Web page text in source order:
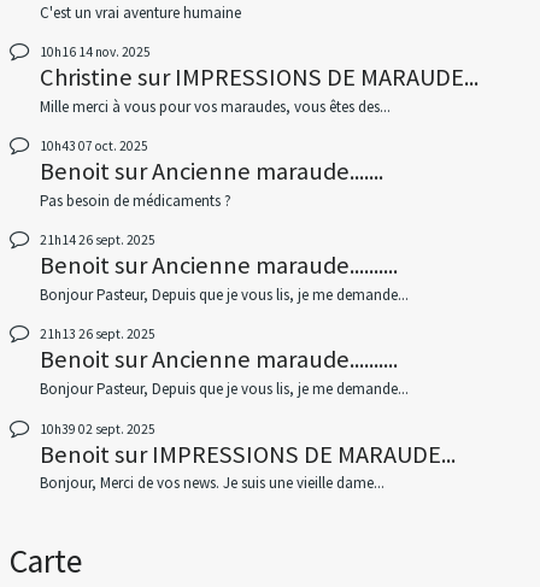
C'est un vrai aventure humaine
10h16 14 nov. 2025
ChristinesurIMPRESSIONS DE MARAUDE...
Mille merci à vous pour vos maraudes, vous êtes des...
10h43 07 oct. 2025
BenoitsurAncienne maraude.......
Pas besoin de médicaments ?
21h1426 sept. 2025
BenoitsurAncienne maraude..........
Bonjour Pasteur, Depuis que je vous lis, je me demande...
21h13 26 sept. 2025
BenoitsurAncienne maraude..........
Bonjour Pasteur, Depuis que je vous lis, je me demande...
10h39 02 sept. 2025
BenoitsurIMPRESSIONS DE MARAUDE...
Bonjour, Merci de vos news. Je suis une vieille dame...
Carte